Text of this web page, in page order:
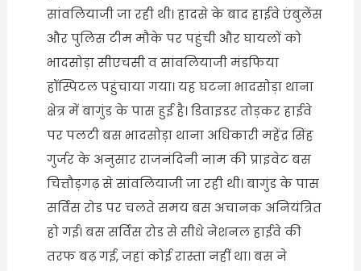
सांवलियाजी जा रही थी। हादसे के बाद हाईवे एंबुलेंस
और पुलिस टीम मौके पर पहुंची और घायलों को
भादसोड़ा सीएचसी व सांवलियाजी मंडफिया
हॉस्पिटल पहुंचाया गया। यह घटना भादसोड़ा थाना
क्षेत्र में बागुंड के पास हुई है। डिवाइडर तोड़कर हाईवे
पर पलटी बस भादसोड़ा थाना अधिकारी महेंद्र सिंह
गुर्जर के अनुसार राजनंदिनी नाम की प्राइवेट बस
चित्तौड़गढ़ से सांवलियाजी जा रही थी। बागुंड के पास
सर्विस रोड पर चलते समय बस अचानक अनियंत्रित
हो गई। बस सर्विस रोड से सीधे नेशनल हाईवे की
तरफ बढ़ गई, जहां कोई रास्ता नहीं था। बस ने